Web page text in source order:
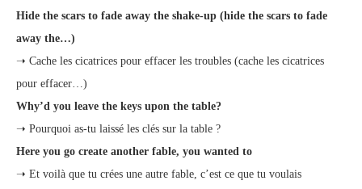
Hide the scars to fade away the shake-up (hide the scars to fade
away the…)
➝ Cache les cicatrices pour effacer les troubles (cache les cicatrices
pour effacer…)
Why’d you leave the keys upon the table?
➝ Pourquoi as-tu laissé les clés sur la table ?
Here you go create another fable, you wanted to
➝ Et voilà que tu crées une autre fable, c’est ce que tu voulais